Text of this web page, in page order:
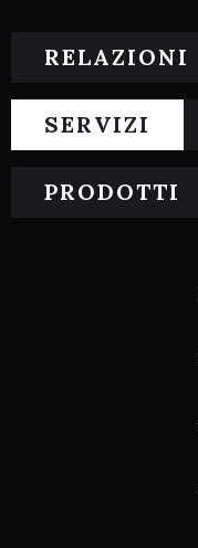
RELAZIONI
SERVIZI
PRODOTTI